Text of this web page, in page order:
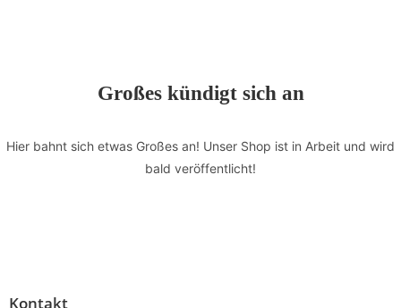
Großes kündigt sich an
Hier bahnt sich etwas Großes an! Unser Shop ist in Arbeit und wird
bald veröffentlicht!
Kontakt